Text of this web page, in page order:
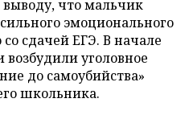
что мальчик
эмоционального
сдачей ЕГЭ. В начале
возбудили уголовное
до самоубийства»
школьника.